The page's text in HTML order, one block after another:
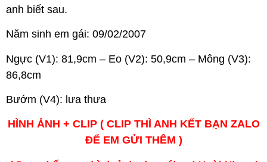
anh biết sau.
Năm sinh em gái: 09/02/2007
Ngực (V1): 81,9cm – Eo (V2): 50,9cm – Mông (V3):
86,8cm
Bướm (V4): lưa thưa
HÌNH ẢNH + CLIP ( CLIP THÌ ANH KẾT BẠN ZALO
ĐỂ EM GỬI THÊM )